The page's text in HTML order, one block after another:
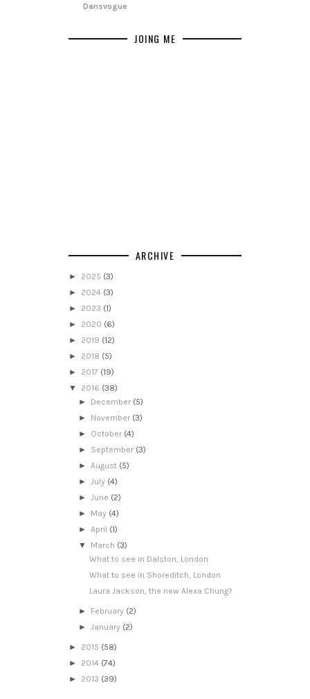
Dansvogue
JOING ME
ARCHIVE
► 2025 (3)
► 2024 (3)
► 2023 (1)
► 2020 (6)
► 2019 (12)
► 2018 (5)
► 2017 (19)
▼ 2016 (38)
► December (5)
► November (3)
► October (4)
► September (3)
►August (5)
►July (4)
►June (2)
► May (4)
►April (1)
▼ March (3)
What to see in Dalston, London
What to see in Shoreditch, London
Laura Jackson, the new Alexa Chung?
► February (2)
►January (2)
► 2015 (58)
► 2014 (74)
► 2013 (39)